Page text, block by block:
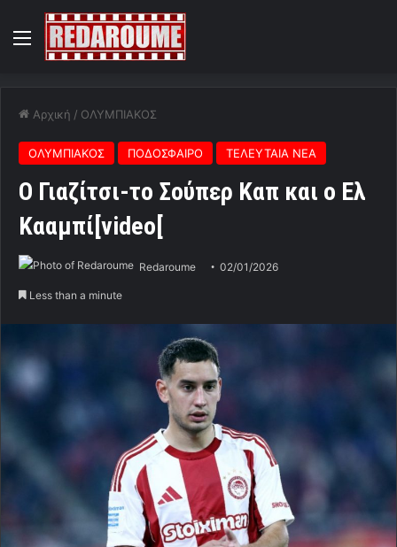
Menu
Αρχική / ΟΛΥΜΠΙΑΚΟΣ
ΟΛΥΜΠΙΑΚΟΣ ΠΟΔΟΣΦΑΙΡΟ ΤΕΛΕΥΤΑΙΑ ΝΕΑ
Ο Γιαζίτσι-το Σούπερ Καπ και ο Ελ
Κααμπί[video[
Redaroume 02/01/2026
Less than a minute